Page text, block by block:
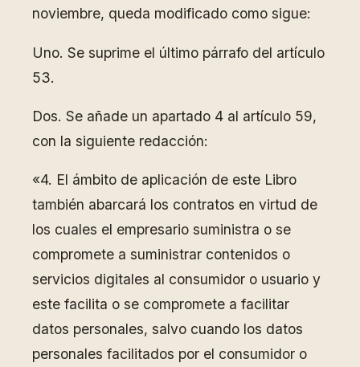
noviembre, queda modificado como sigue:
Uno. Se suprime el último párrafo del artículo
53.
Dos. Se añade un apartado 4 al artículo 59,
con la siguiente redacción:
«4. El ámbito de aplicación de este Libro
también abarcará los contratos en virtud de
los cuales el empresario suministra o se
compromete a suministrar contenidos o
servicios digitales al consumidor o usuario y
este facilita o se compromete a facilitar
datos personales, salvo cuando los datos
personales facilitados por el consumidor o